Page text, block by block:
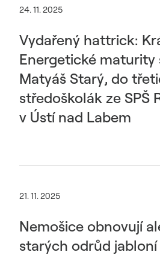
24. 11. 2025
Vydařený hattrick:
Energetické maturity
Matyáš Starý, do
středoškolák ze SPŠ
v Ústí nad Labem
21. 11. 2025
Nemošice obnovují
starých odrůd jabloní